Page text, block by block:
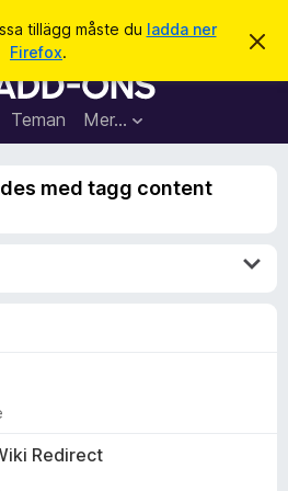
tillägg måste du ladda ner
Firefox.
A
d
d
W
e
b
b
ä
g
Teman Mer…
Logga in
med tagg content
Redirect